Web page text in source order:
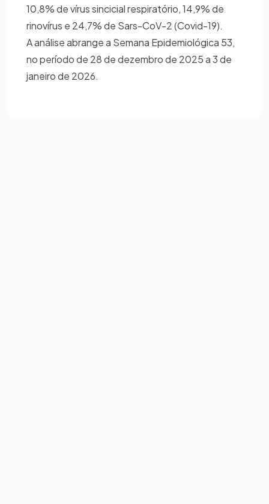
10,8% de vírus sincicial respiratório, 14,9% de
rinovírus e 24,7% de Sars-CoV-2 (Covid-19).
A análise abrange a Semana Epidemiológica 53,
no período de 28 de dezembro de 2025 a 3 de
janeiro de 2026.